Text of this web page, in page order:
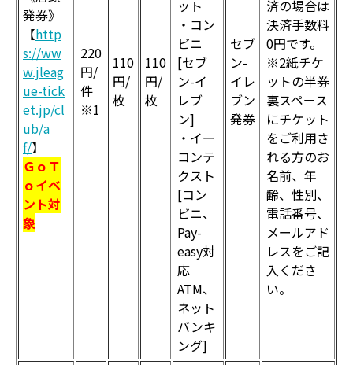
発券》
【http
s://ww
w.jleag
ue-tick
et.jp/cl
ub/a
f/】
ＧｏＴ
ｏイベ
ント対
象
220
円/
件
※1
110
円/
枚
110
円/
枚
ット
・コン
ビニ
[セブ
ン-イ
レブ
ン]
・イー
コンテ
クスト
[コン
ビニ、
Pay-
easy対
応
ATM、
ネット
バンキ
ング]
セブ
ン-
イレ
ブン
発券
済の場合は
決済手数料
0円です。
※2紙チケ
ットの半券
裏スペース
にチケット
をご利用さ
れる方のお
名前、年
齢、性別、
電話番号、
メールアド
レスをご記
入くださ
い。